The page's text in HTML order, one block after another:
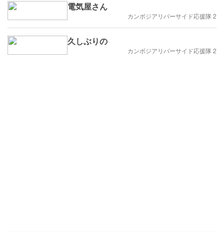
電気屋さん
カンボジアリバーサイド応援隊 2
久しぶりの
カンボジアリバーサイド応援隊 2